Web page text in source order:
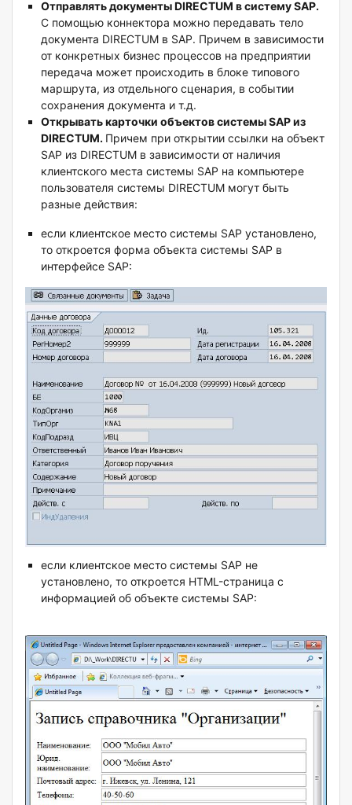
Отправлять документы DIRECTUM в систему SAP.
С помощью коннектора можно передавать тело
документа DIRECTUM в SAP. Причем в зависимости
от конкретных бизнес процессов на предприятии
передача может происходить в блоке типового
маршрута, из отдельного сценария, в событии
сохранения документа и т.д.
Открывать карточки объектов системыSAP из
DIRECTUM. Причем при открытии ссылки на объект
SAP из DIRECTUM в зависимости от наличия
клиентского места системы SAP на компьютере
пользователя системы DIRECTUM могут быть
разные действия:
если клиентское место системы SAP установлено,
то откроется форма объекта системы SAP в
интерфейсе SAP:
если клиентское место системы SAP не
установлено, то откроется HTML-страница с
информацией об объекте системы SAP: